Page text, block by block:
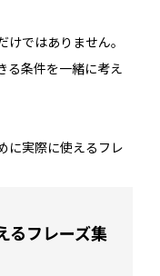
ではありません。
る条件を一緒に考え
に実際に使えるフレ
るフレーズ集